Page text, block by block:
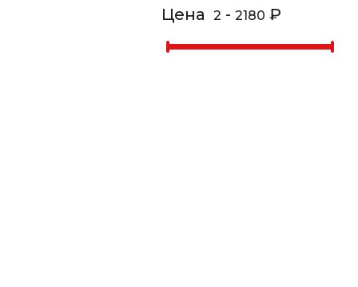
Цена 2 - 2180 ₽